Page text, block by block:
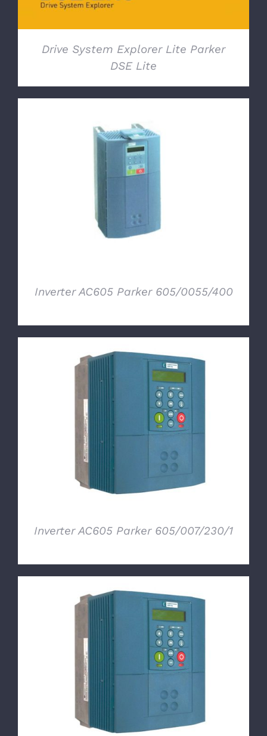
Drive System Explorer Lite Parker
DSE Lite
Inverter AC605 Parker 605/0055/400
DETTAGLI
Inverter AC605 Parker 605/007/230/1
DETTAGLI